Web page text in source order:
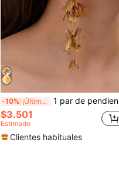
-10% ¡Últimos 3 días 1 par de pendientes colgantes con forma de pétalo de diseño único y exagerado, joyería elegante de estilo europeo de alta gama para mujeres (enviado con tarjeta)
$3.501
Estimado
Clientes habituales